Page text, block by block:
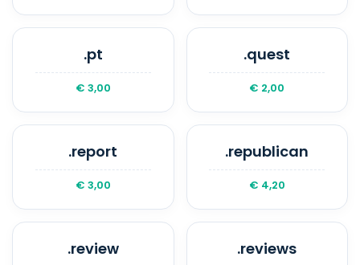
.pt
€ 3,00
.quest
€ 2,00
.report
€ 3,00
.republican
€ 4,20
.review .reviews